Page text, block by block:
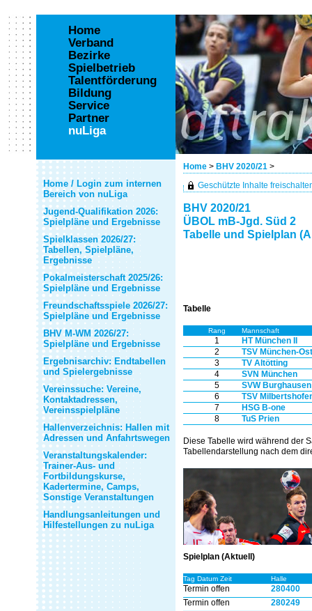
Home > BHV 2020/21 >
Home
Verband
Bezirke
Spielbetrieb
Talentförderung
Bildung
Service
Partner
nuLiga
Home / Login zum internen
Bereich von nuLiga
Jugend-Qualifikation 2026:
Spielpläne und Ergebnisse
Spielklassen 2026/27:
Tabellen, Spielpläne,
Ergebnisse
Pokalmeisterschaft 2025/26:
Spielpläne und Ergebnisse
Freundschaftsspiele 2026/27:
Spielpläne und Ergebnisse
BHV M-WM 2026/27:
Spielpläne und Ergebnisse
Ergebnisarchiv: Endtabellen
und Spielergebnisse
Vereinssuche: Vereine,
Kontaktadressen,
Vereinsspielpläne
Hallenverzeichnis: Hallen mit
Adressen und Anfahrtswegen
Veranstaltungskalender:
Trainer-Aus- und
Fortbildungskurse,
Kadertermine, Camps,
Sonstige Veranstaltungen
Handlungsanleitungen und
Hilfestellungen zu nuLiga
Geschützte Inhalte
BHV 2020/21
ÜBOL mB-Jgd. Süd 2
Tabelle und Spielplan
Tabelle
Rang Mannschaft
1
HT München II
2
TSV München-Ost
3
TV Altötting
4
SVN München
5
SVW Burghausen
6
TSV
7
HSG B-one
8
TuS Prien
Diese Tabelle wird während der
Tabellendarstellung nach dem
Spielplan (Aktuell)
Tag Datum Zeit Halle
Termin offen
280400
Termin offen
280249